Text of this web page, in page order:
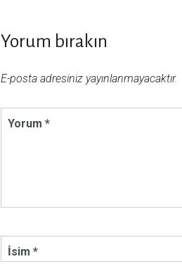
Yorum bırakın
E-posta adresiniz yayınlanmayacaktır.
Yorum *
İsim *